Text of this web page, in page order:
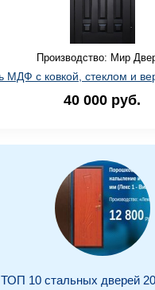
Производство: Мир
МДФ с ковкой, стеклом и
40 000 руб.
ТОП 10 стальных дверей